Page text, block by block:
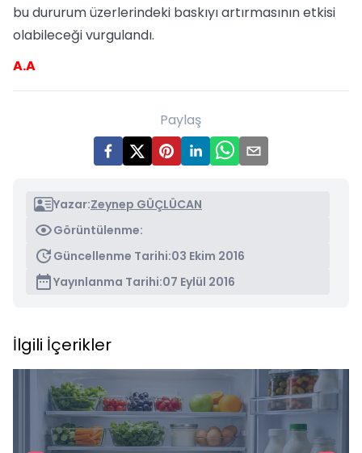
bu dururum üzerlerindeki baskıyı artırmasının etkisi
olabileceği vurgulandı.
A.A
Paylaş
Yazar:Zeynep GÜÇLÜCAN
Görüntülenme:
Güncellenme Tarihi:03 Ekim 2016
Yayınlanma Tarihi:07 Eylül 2016
İlgili İçerikler